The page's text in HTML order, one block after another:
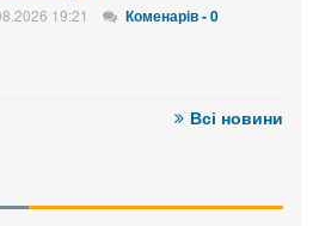
19:21 Коменарів - 0
Всі новини